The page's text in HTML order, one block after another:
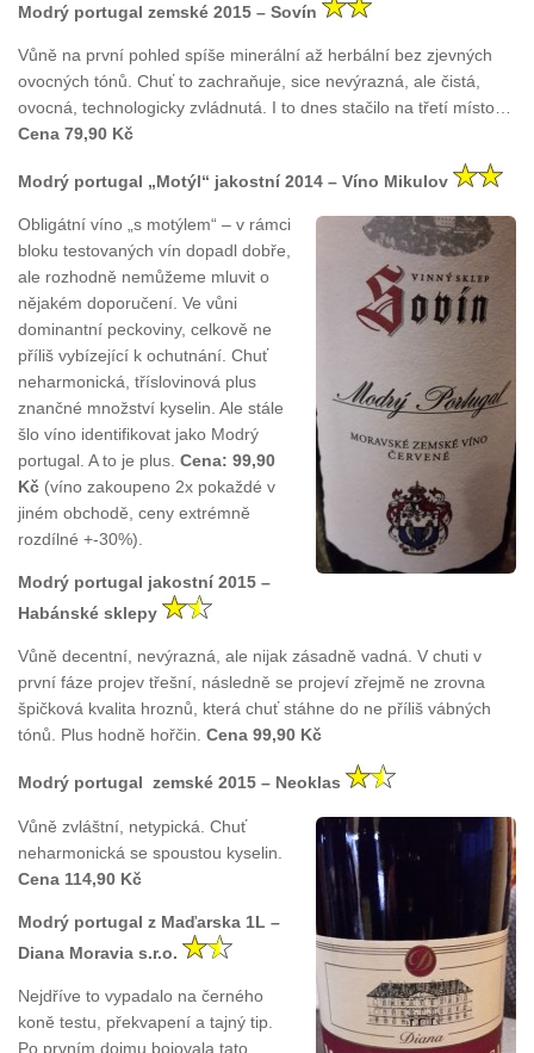
Modrý portugal zemské 2015 – Sovín
Vůně na první pohled spíše minerální až herbální bez zjevných
ovocných tónů. Chuť to zachraňuje, sice nevýrazná, ale čistá,
ovocná, technologicky zvládnutá. I to dnes stačilo na třetí místo…
Cena 79,90 Kč
Modrý portugal „Motýl“ jakostní 2014 – Víno Mikulov
Obligátní víno „s motýlem“ – v rámci
bloku testovaných vín dopadl dobře,
ale rozhodně nemůžeme mluvit o
nějakém doporučení. Ve vůni
dominantní peckoviny, celkově ne
příliš vybízející k ochutnání. Chuť
neharmonická, tříslovinová plus
znančné množství kyselin. Ale stále
šlo víno identifikovat jako Modrý
portugal. A to je plus. Cena: 99,90
Kč (víno zakoupeno 2x pokaždé v
jiném obchodě, ceny extrémně
rozdílné +-30%).
Modrý portugal jakostní 2015 –
Habánské sklepy
Vůně decentní, nevýrazná, ale nijak zásadně vadná. V chuti v
první fáze projev třešní, následně se projeví zřejmě ne zrovna
špičková kvalita hroznů, která chuť stáhne do ne příliš vábných
tónů. Plus hodně hořčin. Cena 99,90 Kč
Modrý portugal zemské 2015 – Neoklas
Vůně zvláštní, netypická. Chuť
neharmonická se spoustou kyselin.
Cena 114,90 Kč
Modrý portugal z Maďarska 1L –
Diana Moravia s.r.o.
Nejdříve to vypadalo na černého
koně testu, překvapení a tajný tip.
Po prvním dojmu bojovala tato